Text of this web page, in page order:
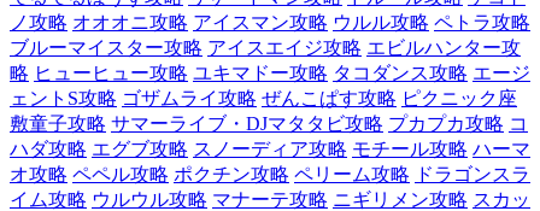
ノ攻略 オオオニ攻略 アイスマン攻略 ウルル攻略 ペトラ攻略
ブルーマイスター攻略 アイスエイジ攻略 エビルハンター攻
略 ヒューヒュー攻略 ユキマドー攻略 タコダンス攻略 エージ
ェントS攻略 ゴザムライ攻略 ぜんこぱす攻略 ピクニック座
敷童子攻略 サマーライブ・DJマタタビ攻略 プカプカ攻略 コ
ハダ攻略 エグブ攻略 スノーディア攻略 モチール攻略 ハーマ
オ攻略 ペペル攻略 ポクチン攻略 ペリーム攻略 ドラゴンスラ
イム攻略 ウルウル攻略 マナーテ攻略 ニギリメン攻略 スカッ